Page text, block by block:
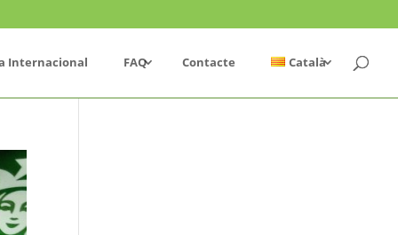
Internacional FAQ Contacte Català